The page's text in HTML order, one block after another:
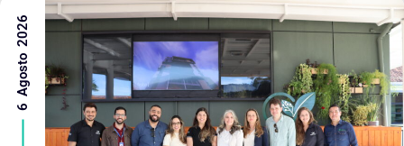
6 Agosto 2026